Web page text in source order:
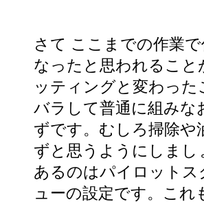
さて ここまでの作業
なったと思われるこ
ッティングと変わっ
バラして普通に組みな
ずです。むしろ掃除や
ずと思うようにしま
あるのはパイロット
ューの設定です。こ